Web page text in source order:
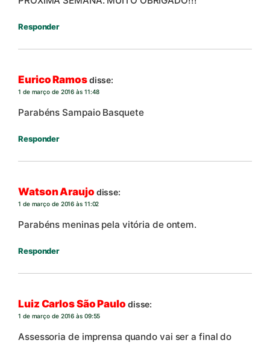
Responder
Eurico Ramosdisse:
1 de março de 2016 às 11:48
Parabéns Sampaio Basquete
Responder
Watson Araujo disse:
1 de março de 2016 às 11:02
Parabéns meninas pela vitória de ontem.
Responder
Luiz Carlos São Paulo disse:
1 de março de 2016 às 09:55
Assessoria de imprensa quando vai ser a final do